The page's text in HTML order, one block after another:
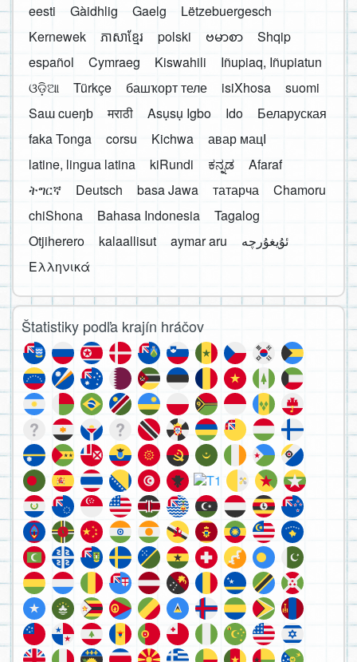
eesti
Gàidhlig Gaelg
Lëtzebuergesch
Kernewek
ភាសាខ្មែរ polski ဗမာစာ
Shqip
español
Cymraeg Kiswahili
Iñupiaq, Iñupiatun
ଓଡ଼ିଆ
Türkçe башҡорт теле isiXhosa
suomi
Saɯ cueŋƅ
मराठी Asụsụ Igbo Ido
Беларуская
faka Tonga
corsu Kichwa
авар мацӀ
latine, lingua latina
kiRundi ಕನ್ನಡ
Afaraf
ትግርኛ
Deutsch basa Jawa татарча
Chamoru
chiShona
Bahasa Indonesia
Tagalog
Otjiherero
kalaallisut aymar aru
Ελληνικά
Štatistiky podľa krajín hráčov